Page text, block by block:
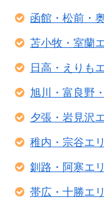
函館・松前・
苫小牧・室蘭
日高・えりも
旭川・富良野
夕張・岩見沢
稚内・宗谷エ
釧路・阿寒エ
帯広・十勝エ